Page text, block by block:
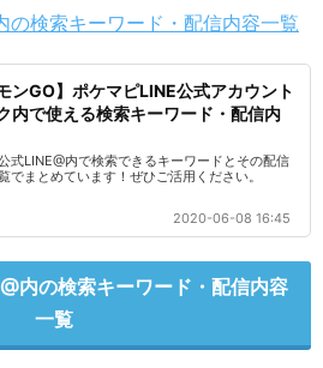
の検索キーワード・配信内容一覧
ンGO】ポケマピLINE公式アカウント
内で使える検索キーワード・配信内
式LINE@内で検索できるキーワードとその配信
でまとめています！ぜひご活用ください。
2020-06-08 16:45
内の検索キーワード・配信内容
一覧